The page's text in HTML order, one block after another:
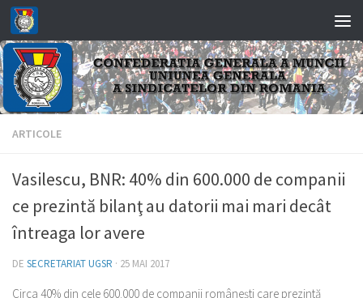
Skip to content
ARTICOLE
Vasilescu, BNR: 40% din 600.000 de companii
ce prezintă bilanţ au datorii mai mari decât
întreaga lor avere
DE SECRETARIAT UGSR · 25 MAI 2017
Circa 40% din cele 600.000 de companii româneşti care prezintă